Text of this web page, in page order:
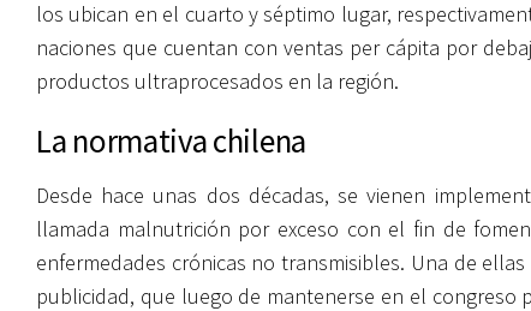
los ubican en el cuarto y séptimo lugar,
naciones que cuentan con ventas per cápita por
productos ultraprocesados en la región.
La normativa chilena
Desde hace unas dos décadas, se vienen
llamada malnutrición por exceso con el fin de
enfermedades crónicas no transmisibles. Una de
publicidad, que luego de mantenerse en el congreso